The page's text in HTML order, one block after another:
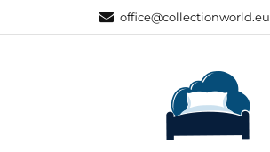
office@collectionworld.eu